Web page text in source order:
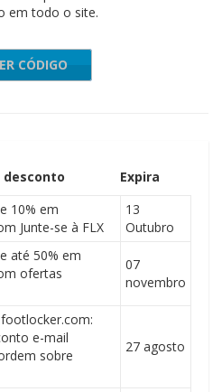
em todo o site.
PARSP15
CÓDIGO
desconto Expira
10% em
Junte-se à FLX
13
Outubro
até 50% em
ofertas
07
novembro
e-mail
sobre
27 agosto